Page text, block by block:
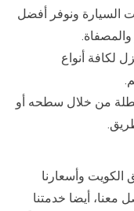
السيارة ونوفر أفضل
والمصفاة.
لكافة أنواع
من خلال سطحه أو
الكويت وأسعارنا
معنا، أيضا خدمتنا